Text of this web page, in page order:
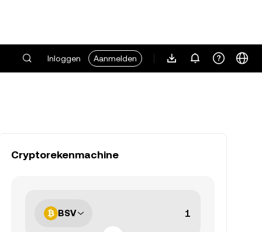
Inloggen Aanmelden
Cryptorekenmachine
BSV